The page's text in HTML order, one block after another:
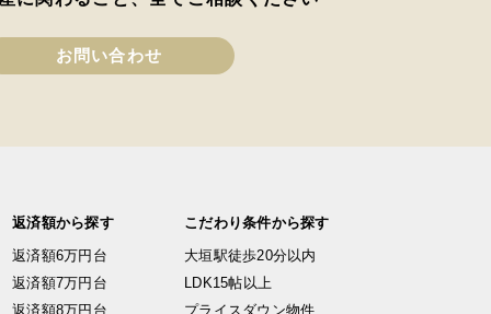
お問い合わせ
返済額から探す
返済額6万円台
返済額7万円台
返済額8万円台
こだわり条件から探す
大垣駅徒歩20分以内
LDK15帖以上
プライスダウン物件